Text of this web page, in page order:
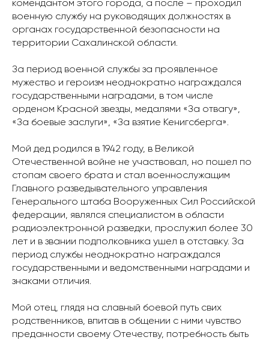
комендантом этого города, а после – проходил
военную службу на руководящих должностях в
органах государственной безопасности на
территории Сахалинской области.
За период военной службы за проявленное
мужество и героизм неоднократно награждался
государственными наградами, в том числе
орденом Красной звезды, медалями «За отвагу»,
«За боевые заслуги», «За взятие Кенигсберга».
Мой дед родился в 1942 году, в Великой
Отечественной войне не участвовал, но пошел по
стопам своего брата и стал военнослужащим
Главного разведывательного управления
Генерального штаба Вооруженных Сил Российской
федерации, являлся специалистом в области
радиоэлектронной разведки, прослужил более 30
лет и в звании подполковника ушел в отставку. За
период службы неоднократно награждался
государственными и ведомственными наградами и
знаками отличия.
Мой отец, глядя на славный боевой путь свих
родственников, впитав в общении с ними чувство
преданности своему Отечеству, потребность быть